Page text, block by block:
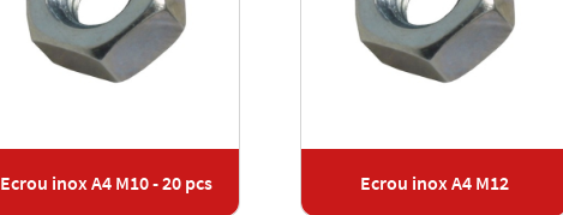
Ecrou inox A4 M10 - 20 pcs Ecrou inox A4 M12